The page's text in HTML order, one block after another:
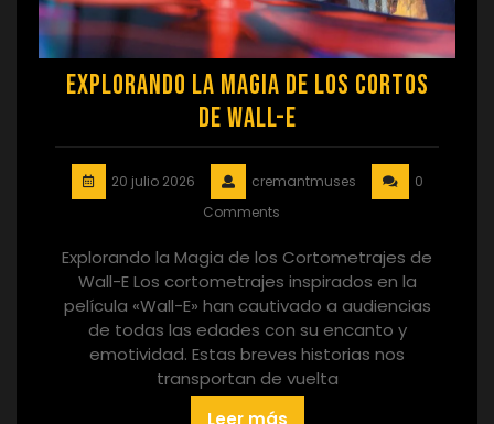
Explorando la Magia de los Cortos
de Wall-E
20 julio 2026 cremantmuses
0
Comments
Explorando la Magia de los Cortometrajes de
Wall-E Los cortometrajes inspirados en la
película «Wall-E» han cautivado a audiencias
de todas las edades con su encanto y
emotividad. Estas breves historias nos
transportan de vuelta
Leer más